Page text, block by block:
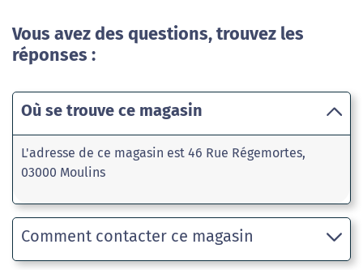
Vous avez des questions, trouvez les
réponses :
Où se trouve ce magasin
L'adresse de ce magasin est 46 Rue Régemortes,
03000 Moulins
Comment contacter ce magasin